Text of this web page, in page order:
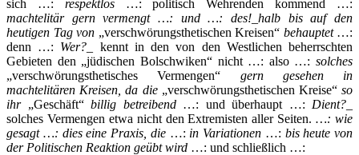
sich …: respektlos…: politisch Wehrenden kommend …:
machtelitär gern vermengt …: und …: des!_halb bis auf den
heutigen Tag von „verschwörungsthetischen Kreisen“ behauptet…:
denn …: Wer? _ kennt in den von den Westlichen beherrschten
Gebieten den „jüdischen Bolschwiken“ nicht …: also …: solches
„verschwörungsthetisches Vermengen“ gern gesehen in
machtelitären Kreisen, da die „verschwörungsthetischen Kreise“so
ihr„Geschäft“ billig betreibend…: und überhaupt …: Dient?
solches Vermengen etwa nicht den Extremisten aller Seiten.…:wie
gesagt …: dies eine Praxis, die …: in Variationen …: bis heute von
der Politischen Reaktion geübt wird …: und schließlich …: